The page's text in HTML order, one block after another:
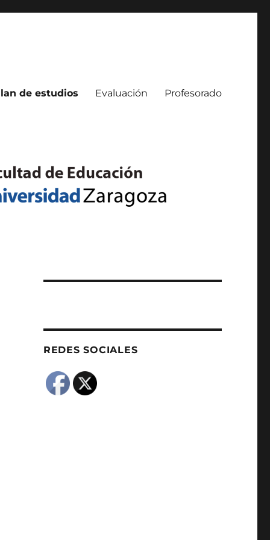
de estudios Evaluación Profesorado
REDES SOCIALES